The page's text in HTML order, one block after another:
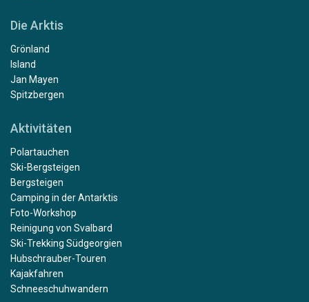
Die Arktis
Grönland
Island
Jan Mayen
Spitzbergen
Aktivitäten
Polartauchen
Ski-Bergsteigen
Bergsteigen
Camping in der Antarktis
Foto-Workshop
Reinigung von Svalbard
Ski-Trekking Südgeorgien
Hubschrauber-Touren
Kajakfahren
Schneeschuhwandern